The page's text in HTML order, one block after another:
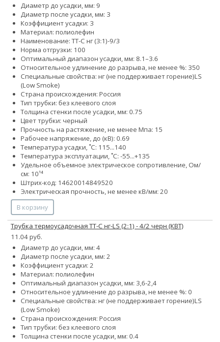
Диаметр до усадки, мм: 9
Диаметр после усадки, мм: 3
Коэффициент усадки: 3
Материал: полиолефин
Наименование: ТТ-С нг (3:1)-9/3
Норма отгрузки: 100
Оптимальный диапазон усадки, мм: 8.1–3.6
Относительное удлинение до разрыва, не менее %: 350
Специальные свойства: нг (не поддерживает горение)LS
(Low Smoke)
Страна происхождения: Россия
Тип трубки: без клеевого слоя
Толщина стенки после усадки, мм: 0.75
Цвет трубки: черный
Прочность на растяжение, не менее Мпа: 15
Рабочее напряжение, до (кВ): 0.69
Температура усадки, ˚С: 115...140
Температура эксплуатации, ˚С: -55...+135
Удельное объемное электрическое сопротивление, Ом/
см: 10¹⁴
Штрих-код: 14620014849520
Электрическая прочность, не менее кВ/мм: 20
В корзину
Трубка термоусадочная ТТ-С нг-LS (2:1) - 4/2 черн (КВТ)
11.04 руб.
Диаметр до усадки, мм: 4
Диаметр после усадки, мм: 2
Коэффициент усадки: 2
Материал: полиолефин
Оптимальный диапазон усадки, мм: 3,6-2,4
Относительное удлинение до разрыва, не менее %: 0
Специальные свойства: нг (не поддерживает горение)LS
(Low Smoke)
Страна происхождения: Россия
Тип трубки: без клеевого слоя
Толщина стенки после усадки, мм: 0.4